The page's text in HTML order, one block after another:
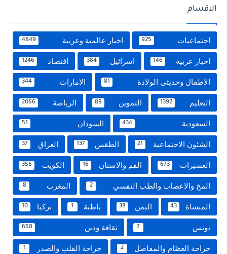
الاقسام
اجتماعيات 925 اخبار عالمية وعربية 4849
اخبار عربية 146 اسرائيل 384 اقتصاد 1246
الاطفال وحديثى الولادة 81 الامارات 344
التعليم 1392 التموين 89 الرياضة 2066
السعودية 434 السودان 51
الشئون الاجتماعية 21 الطقس 137 العراق 37
العسيرات 673 الفم والاسنان 16 الكويت 356
المخ والاعصاب والطب النفسي 2 المغرب 8
المنشاة 43 اليمن 38 باطنة 1 تركيا 10
تونس 7 ثقافة ودين 668
جراحة العظام والمفاصل 2 جراحة القلب والصدر 1